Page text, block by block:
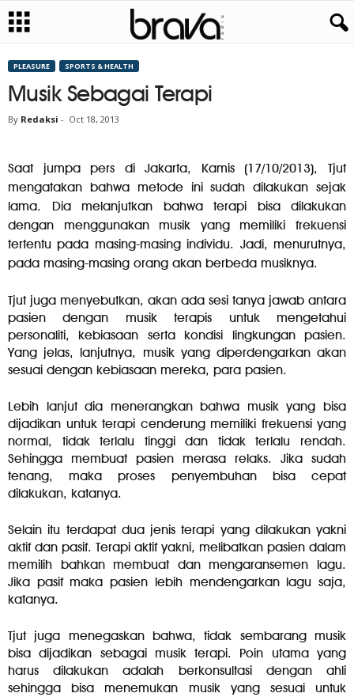
PLEASURE SPORTS & HEALTH
Musik Sebagai Terapi
By Redaksi - Oct 18, 2013
Saat jumpa pers di Jakarta, Kamis (17/10/2013), Tjut
mengatakan bahwa metode ini sudah dilakukan sejak
lama. Dia melanjutkan bahwa terapi bisa dilakukan
dengan menggunakan musik yang memiliki frekuensi
tertentu pada masing-masing individu. Jadi, menurutnya,
pada masing-masing orang akan berbeda musiknya.
Tjut juga menyebutkan, akan ada sesi tanya jawab antara
pasien dengan musik terapis untuk mengetahui
personaliti, kebiasaan serta kondisi lingkungan pasien.
Yang jelas, lanjutnya, musik yang diperdengarkan akan
sesuai dengan kebiasaan mereka, para pasien.
Lebih lanjut dia menerangkan bahwa musik yang bisa
dijadikan untuk terapi cenderung memiliki frekuensi yang
normal, tidak terlalu tinggi dan tidak terlalu rendah.
Sehingga membuat pasien merasa relaks. Jika sudah
tenang, maka proses penyembuhan bisa cepat
dilakukan, katanya.
Selain itu terdapat dua jenis terapi yang dilakukan yakni
aktif dan pasif. Terapi aktif yakni, melibatkan pasien dalam
memilih bahkan membuat dan mengaransemen lagu.
Jika pasif maka pasien lebih mendengarkan lagu saja,
katanya.
Tjut juga menegaskan bahwa, tidak sembarang musik
bisa dijadikan sebagai musik terapi. Poin utama yang
harus dilakukan adalah berkonsultasi dengan ahli
sehingga bisa menemukan musik yang sesuai untuk